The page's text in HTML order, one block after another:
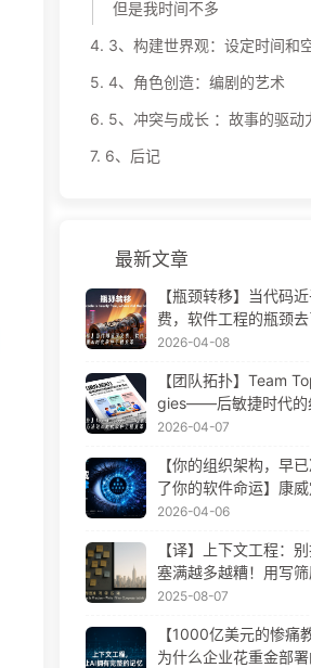
但是我时间不多
4. 3、构建世界观：设定时间和
5. 4、角色创造：编剧的艺术
6. 5、冲突与成长 ：故事的驱动
7. 6、后记
最新文章
【瓶颈转移】当代码
费，软件工程的瓶颈去
里 AI 时代软件工程变
2026-04-08
【团队拓扑】Team
gies——后敏捷时代的
设计方法论 AI 时代软
2026-04-07
【你的组织架构，早
了你的软件命运】康威
——被低估了 56 年的
——慢慢学AI171
2026-04-06
【译】上下文工程：
塞满越多越糟！用写筛
四步，警惕投毒干扰混
学AI170
2025-08-07
【1000亿美元的惨痛
为什么企业花重金部